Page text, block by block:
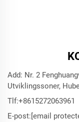
Add: Nr. 2
Utviklingssoner,
Tlf:+8615272063961
E-post: [email